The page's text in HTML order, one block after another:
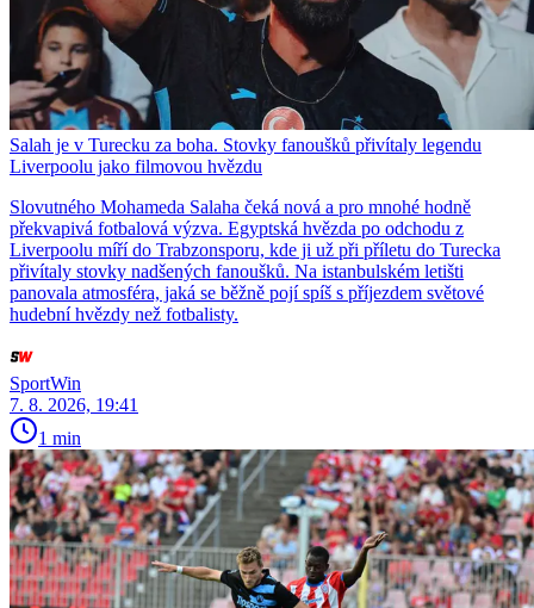
Salah je v Turecku za boha. Stovky fanoušků přivítaly legendu
Liverpoolu jako filmovou hvězdu
Slovutného Mohameda Salaha čeká nová a pro mnohé hodně
překvapivá fotbalová výzva. Egyptská hvězda po odchodu z
Liverpoolu míří do Trabzonsporu, kde ji už při příletu do Turecka
přivítaly stovky nadšených fanoušků. Na istanbulském letišti
panovala atmosféra, jaká se běžně pojí spíš s příjezdem světové
hudební hvězdy než fotbalisty.
SportWin
7. 8. 2026, 19:41
1 min